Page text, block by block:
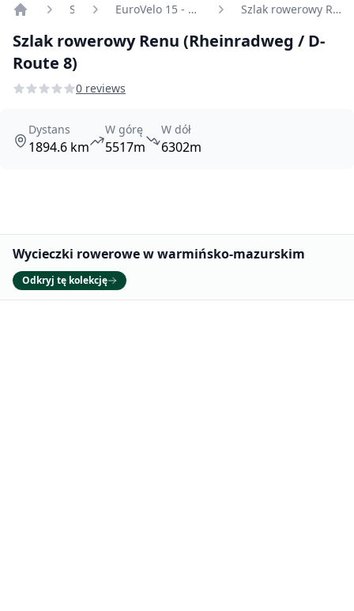
EuroVelo 15 - Rhine Cycle Route Szlak rowerowy Renu (Rheinradweg / D-Route 8)
Szlak rowerowy Renu (Rheinradweg / D-
Route 8)
0 reviews
Dystans
1894.6 km
W górę
5517m
W dół
6302m
Promowane
Wycieczki rowerowe w warmińsko-mazurskim
Odkryj tę kolekcję